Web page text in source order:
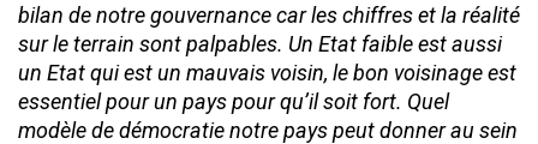
bilan de notre gouvernance car les chiffres et la réalité
sur le terrain sont palpables. Un Etat faible est aussi
un Etat qui est un mauvais voisin, le bon voisinage est
essentiel pour un pays pour qu’il soit fort. Quel
modèle de démocratie notre pays peut donner au sein